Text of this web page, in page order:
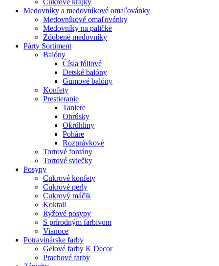
Cukrové krajky
Medovníky a medovníkové omaľovánky
Medovníkové omaľovánky
Medovníky na paličke
Zdobené medovníky
Párty Sortiment
Balóny
Čísla fóliové
Detské balóny
Gumové balóny
Konfety
Prestieranie
Taniere
Obrúsky
Okrúhliny
Poháre
Rozprávkové
Tortové fontány
Tortové sviečky
Posypy
Cukrové konfety
Cukrové perly
Cukrový máčik
Koktail
Ryžové posypy
S prírodným farbivom
Vianoce
Potravinárske farby
Gelové farby K Decor
Prachové farby